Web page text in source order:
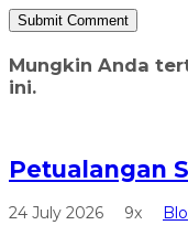
Mungkin Anda
ini.
Petualangan
24 July 2026 9x